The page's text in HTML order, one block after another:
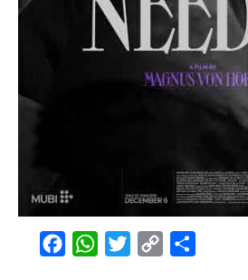
FacebookWhatsAppTwitterCopy